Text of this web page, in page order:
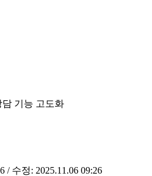
기능 고도화
/ 수정: 2025.11.06 09:26